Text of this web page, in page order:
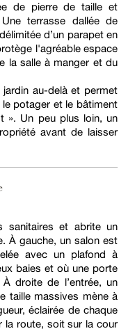
de pierre de taille et
terrasse dallée de
d’un parapet en
l'agréable espace
la salle à manger et du
au-delà et permet
potager et le bâtiment
». Un peu plus loin, un
avant de laisser
sanitaires et abrite un
À gauche, un salon est
avec un plafond à
baies et où une porte
À droite de l’entrée, un
taille massives mène à
éclairée de chaque
la route, soit sur la cour